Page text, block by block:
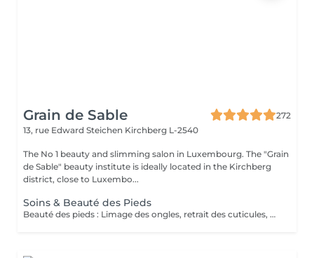
Grain de Sable
272
13, rue Edward Steichen Kirchberg L-2540
The No 1 beauty and slimming salon in Luxembourg. The "Grain
de Sable" beauty institute is ideally located in the Kirchberg
district, close to Luxembo...
Soins & Beauté des Pieds
Beauté des pieds : Limage des ongles, retrait des cuticules, utilisation de la râpe pour les callosités et massage avec crème hydratante. Pédicure : Beauté des pieds + traitement des ongles incarnés/infectés + utilisation du bistouri pour les callosités.